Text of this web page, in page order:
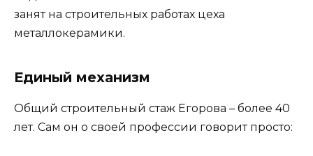
занят на строительных работах цеха
металлокерамики.
Единый механизм
Общий строительный стаж Егорова – более 40
лет. Сам он о своей профессии говорит просто: